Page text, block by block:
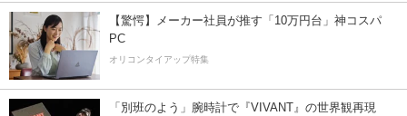
【驚愕】メーカー社員が推す「10万円台」神コスパ
PC
オリコンタイアップ特集
「別班のよう」腕時計で『VIVANT』の世界観再現